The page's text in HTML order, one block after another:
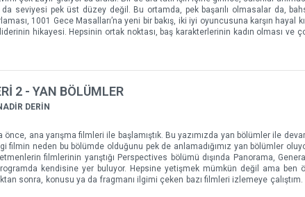
seviyesi pek üst düzey değil. Bu ortamda, pek başarılı olmasalar da,
1001 Gece Masalları’na yeni bir bakış, iki iyi oyuncusuna karşın hayal
hikayesi. Hepsinin ortak noktası, baş karakterlerinin kadın olması ve
2 - YAN BÖLÜMLER
DERİN
ana yarışma filmleri ile başlamıştık. Bu yazımızda yan bölümler ile
filmin neden bu bölümde olduğunu pek de anlamadığımız yan bölümler
filmlerinin yarıştığı Perspectives bölümü dışında Panorama,
kendisine yer buluyor. Hepsine yetişmek mümkün değil ama ben
sonra, konusu ya da fragmanı ilgimi çeken bazı filmleri izlemeye çalıştım.